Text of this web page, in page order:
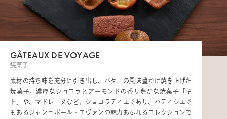
GÂTEAUX DE VOYAGE
焼菓子
素材の持ち味を充分に引き出し、バターの風味豊かに焼き上げた
焼菓子。濃厚なショコラとアーモンドの香り豊かな焼菓子「キ
ト」や、マドレーヌなど、ショコラティエであり、パティシエで
もあるジャン＝ポール・エヴァンの魅力あふれるコレクションで